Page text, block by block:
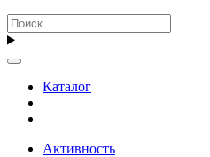
Каталог
Активность